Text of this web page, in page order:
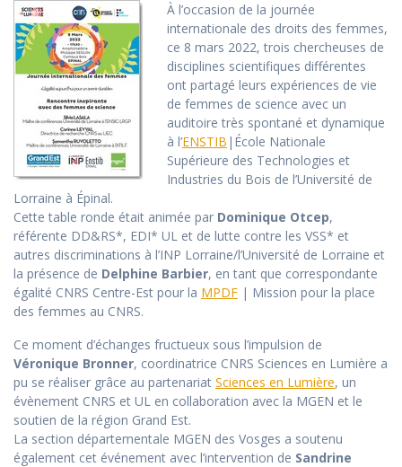
À l’occasion de la journée
internationale des droits des femmes,
ce 8 mars 2022, trois chercheuses de
disciplines scientifiques différentes
ont partagé leurs expériences de vie
de femmes de science avec un
auditoire très spontané et dynamique
à l’ENSTIB |École Nationale
Supérieure des Technologies et
Industries du Bois de l’Université de
Lorraine à Épinal.
Cette table ronde était animée par Dominique Otcep,
référente DD&RS*, EDI* UL et de lutte contre les VSS* et
autres discriminations à l’INP Lorraine/l’Université de Lorraine et
la présence de Delphine Barbier, en tant que correspondante
égalité CNRS Centre-Est pour la MPDF | Mission pour la place
des femmes au CNRS.
Ce moment d’échanges fructueux sous l’impulsion de
Véronique Bronner, coordinatrice CNRS Sciences en Lumière a
pu se réaliser grâce au partenariat Sciences en Lumière, un
évènement CNRS et UL en collaboration avec la MGEN et le
soutien de la région Grand Est.
La section départementale MGEN des Vosges a soutenu
également cet événement avec l’intervention de Sandrine